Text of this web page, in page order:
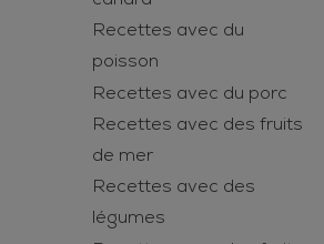
Recettes avec du
poisson
Recettes avec du porc
Recettes avec des fruits
de mer
Recettes avec des
légumes